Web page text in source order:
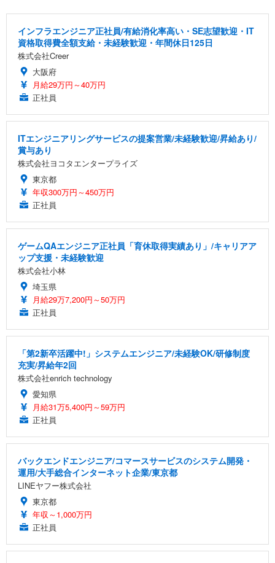
インフラエンジニア正社員/有給消化率高い・SE志望歓迎・IT
資格取得費全額支給・未経験歓迎・年間休日125日
株式会社Creer
大阪府
月給29万円～40万円
正社員
ITエンジニアリングサービスの提案営業/未経験歓迎/昇給あり/
賞与あり
株式会社ヨコタエンタープライズ
東京都
年収300万円～450万円
正社員
ゲームQAエンジニア正社員「育休取得実績あり」/キャリアア
ップ支援・未経験歓迎
株式会社小林
埼玉県
月給29万7,200円～50万円
正社員
「第2新卒活躍中!」システムエンジニア/未経験OK/研修制度
充実/昇給年2回
株式会社enrich technology
愛知県
月給31万5,400円～59万円
正社員
バックエンドエンジニア/コマースサービスのシステム開発・
運用/大手総合インターネット企業/東京都
LINEヤフー株式会社
東京都
年収～1,000万円
正社員